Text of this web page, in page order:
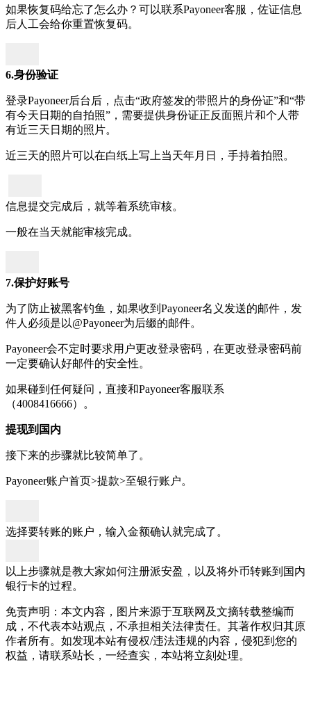
如果恢复码给忘了怎么办？可以联系Payoneer客服，佐证信息
后人工会给你重置恢复码。
6.身份验证
登录Payoneer后台后，点击“政府签发的带照片的身份证”和“带
有今天日期的自拍照”，需要提供身份证正反面照片和个人带
有近三天日期的照片。
近三天的照片可以在白纸上写上当天年月日，手持着拍照。
信息提交完成后，就等着系统审核。
一般在当天就能审核完成。
7.保护好账号
为了防止被黑客钓鱼，如果收到Payoneer名义发送的邮件，发
件人必须是以@Payoneer为后缀的邮件。
Payoneer会不定时要求用户更改登录密码，在更改登录密码前
一定要确认好邮件的安全性。
如果碰到任何疑问，直接和Payoneer客服联系
（4008416666）。
提现到国内
接下来的步骤就比较简单了。
Payoneer账户首页>提款>至银行账户。
选择要转账的账户，输入金额确认就完成了。
以上步骤就是教大家如何注册派安盈，以及将外币转账到国内
银行卡的过程。
免责声明：本文内容，图片来源于互联网及文摘转载整编而
成，不代表本站观点，不承担相关法律责任。其著作权归其原
作者所有。如发现本站有侵权/违法违规的内容，侵犯到您的
权益，请联系站长，一经查实，本站将立刻处理。